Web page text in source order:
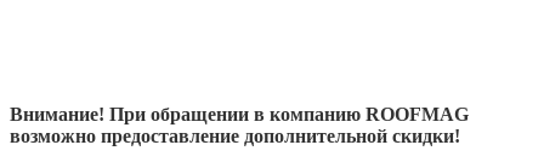
Внимание! При обращении в компанию ROOFMAG
возможно предоставление дополнительной скидки!